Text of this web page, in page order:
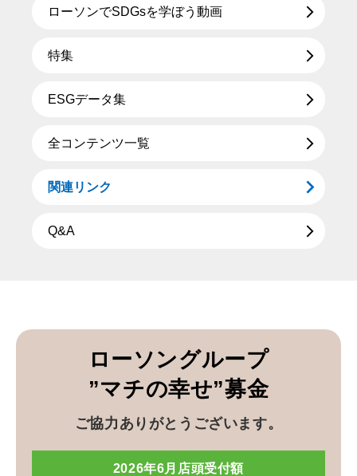
ローソンでSDGsを学ぼう動画
特集
ESGデータ集
全コンテンツ一覧
関連リンク
Q&A
ローソングループ
”マチの幸せ”募金
ご協力ありがとうございます。
2026年6月店頭受付額